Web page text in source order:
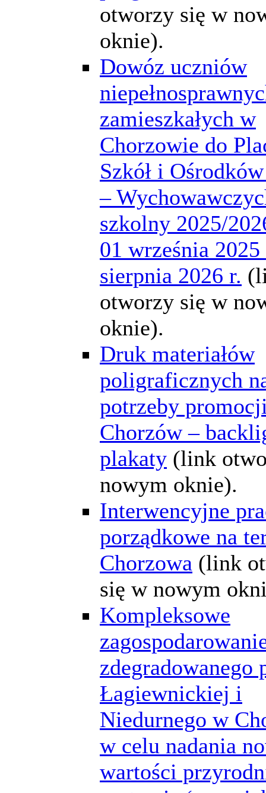
otworzy się w
oknie).
Dowóz uczniów
zamieszkałych w
Chorzowie do
Szkół i
–
szkolny 2025/
01 września
sierpnia 2026 r.
otworzy się w
oknie).
Druk materiałów
poligraficznych
potrzeby
Chorzów –
plakaty (link
nowym oknie).
Interwencyjne
porządkowe na
Chorzowa (link
się w nowym
Kompleksowe
zdegradowanego
Łagiewnickiej i
Niedurnego w
w celu nadania
wartości